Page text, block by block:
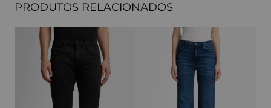
PRODUTOS RELACIONADOS